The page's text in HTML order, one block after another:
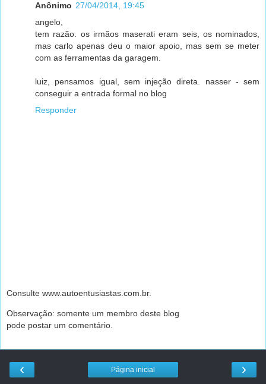
Anônimo 27/04/2014, 19:45
angelo,
tem razão. os irmãos maserati eram seis, os nominados,
mas carlo apenas deu o maior apoio, mas sem se meter
com as ferramentas da garagem.
luiz, pensamos igual, sem injeção direta. nasser - sem
conseguir a entrada formal no blog
Responder
Consulte www.autoentusiastas.com.br.
Observação: somente um membro deste blog
pode postar um comentário.
‹ ›
Página inicial